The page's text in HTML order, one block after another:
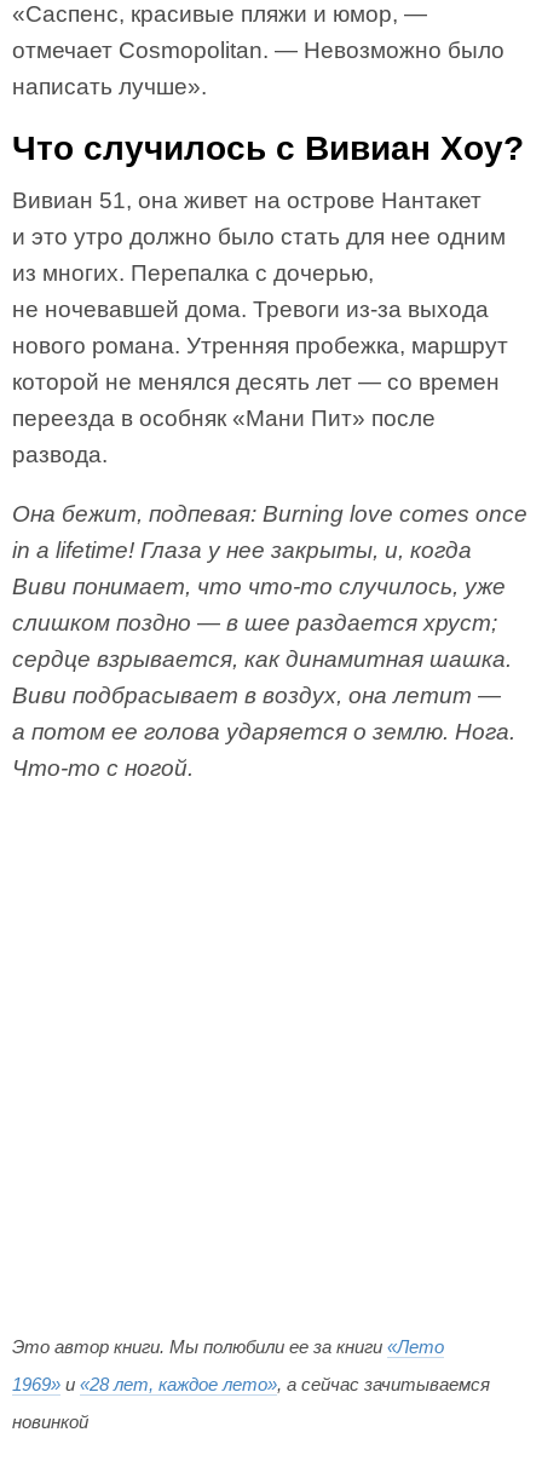
«Саспенс, красивые пляжи и юмор, —
отмечает Cosmopolitan. — Невозможно было
написать лучше».
Что случилось с Вивиан Хоу?
Вивиан 51, она живет на острове Нантакет
и это утро должно было стать для нее одним
из многих. Перепалка с дочерью,
не ночевавшей дома. Тревоги из-за выхода
нового романа. Утренняя пробежка, маршрут
которой не менялся десять лет — со времен
переезда в особняк «Мани Пит» после
развода.
Она бежит, подпевая: Burning love comes once
in a lifetime! Глаза у нее закрыты, и, когда
Виви понимает, что что-то случилось, уже
слишком поздно — в шее раздается хруст;
сердце взрывается, как динамитная шашка.
Виви подбрасывает в воздух, она летит —
а потом ее голова ударяется о землю. Нога.
Что-то с ногой.
Это автор книги. Мы полюбили ее за книги «Лето
1969» и «28 лет, каждое лето», а сейчас зачитываемся
новинкой